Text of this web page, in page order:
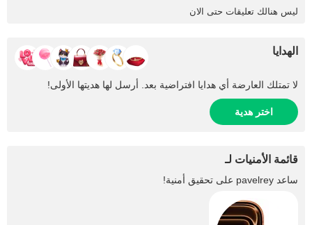
ليس هنالك تعليقات حتى الان
الهدايا
لا تمتلك العارضة أي هدايا افتراضية بعد. أرسل لها هديتها الأولى!
اختر هدية
قائمة الأمنيات لـ
ساعد pavelrey على تحقيق أمنية!